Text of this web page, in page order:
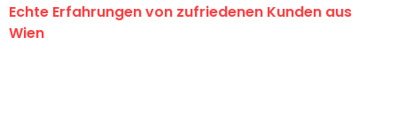
Echte Erfahrungen von zufriedenen Kunden aus
Wien